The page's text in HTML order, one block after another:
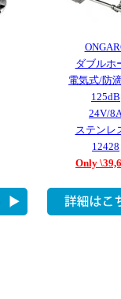
ダブルホ
電気式/防
125dB
24V/
ステンレ
12428
Only